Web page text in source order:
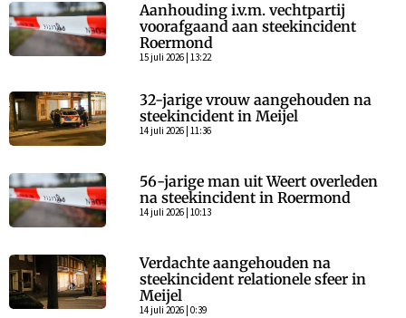
Aanhouding i.v.m. vechtpartij
voorafgaand aan steekincident
Roermond
15 juli 2026 | 13:22
32-jarige vrouw aangehouden na
steekincident in Meijel
14 juli 2026 | 11:36
56-jarige man uit Weert overleden
na steekincident in Roermond
14 juli 2026 | 10:13
Verdachte aangehouden na
steekincident relationele sfeer in
Meijel
14 juli 2026 | 0:39